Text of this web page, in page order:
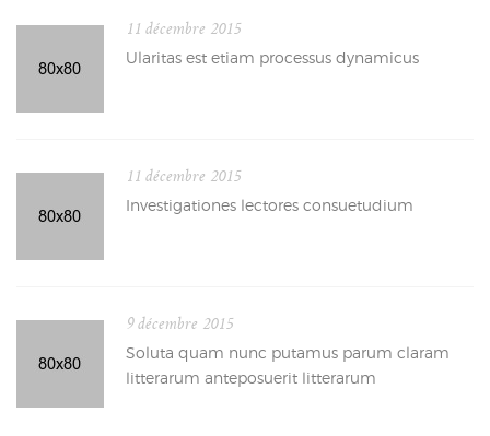
11 décembre 2015
Ularitas est etiam processus dynamicus
11 décembre 2015
Investigationes lectores consuetudium
9 décembre 2015
Soluta quam nunc putamus parum claram
litterarum anteposuerit litterarum